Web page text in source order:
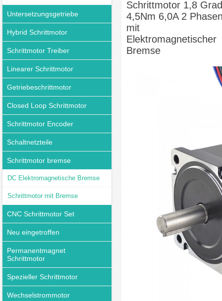
Untersetzungsgetriebe
Hybrid Schrittmotor
Schrittmotor Treiber
Linearer Schrittmotor
Getriebeschrittmotor
Closed Loop Schrittmotor
Schrittmotor Encoder
Schaltnetzteile
Schrittmotor bremse
DC Elektromagnetische Bremse
Schrittmotor mit Bremse
CNC Schrittmotor Set
Neu eingetroffen
Permanentmagnet
Schrittmotor
Spezieller Schrittmotor
Wechselstrommotor
Schrittmotor 1,8 Grad
4,5Nm 6,0A 2
mit
Elektromagnetischer
Bremse